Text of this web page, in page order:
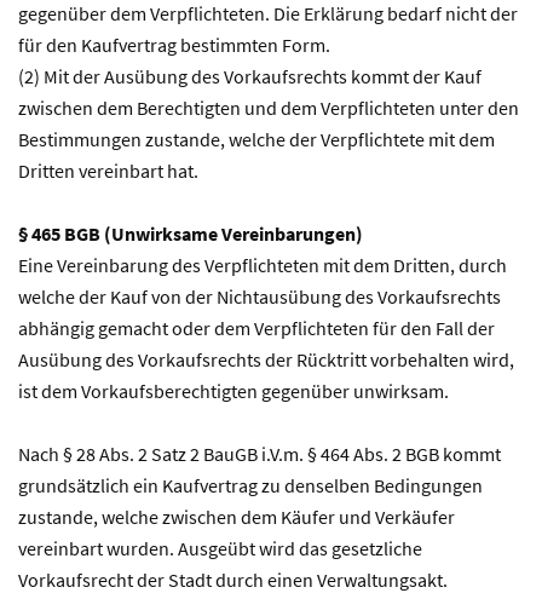
gegenüber dem Verpflichteten. Die Erklärung bedarf nicht der
für den Kaufvertrag bestimmten Form.
(2) Mit der Ausübung des Vorkaufsrechts kommt der Kauf
zwischen dem Berechtigten und dem Verpflichteten unter den
Bestimmungen zustande, welche der Verpflichtete mit dem
Dritten vereinbart hat.
§ 465 BGB (Unwirksame Vereinbarungen)
Eine Vereinbarung des Verpflichteten mit dem Dritten, durch
welche der Kauf von der Nichtausübung des Vorkaufsrechts
abhängig gemacht oder dem Verpflichteten für den Fall der
Ausübung des Vorkaufsrechts der Rücktritt vorbehalten wird,
ist dem Vorkaufsberechtigten gegenüber unwirksam.
Nach § 28 Abs. 2 Satz 2 BauGB i.V.m. § 464 Abs. 2 BGB kommt
grundsätzlich ein Kaufvertrag zu denselben Bedingungen
zustande, welche zwischen dem Käufer und Verkäufer
vereinbart wurden. Ausgeübt wird das gesetzliche
Vorkaufsrecht der Stadt durch einen Verwaltungsakt.